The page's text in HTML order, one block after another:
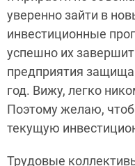
уверенно зайти в
инвестиционные
успешно их
предприятия
год. Вижу, легко
Поэтому желаю,
текущую
Трудовые